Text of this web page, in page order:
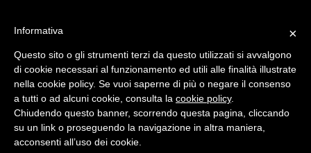
×
Informativa
Questo sito o gli strumenti terzi da questo utilizzati si avvalgono
di cookie necessari al funzionamento ed utili alle finalità illustrate
nella cookie policy. Se vuoi saperne di più o negare il consenso
a tutti o ad alcuni cookie, consulta la cookie policy.
Chiudendo questo banner, scorrendo questa pagina, cliccando
su un link o proseguendo la navigazione in altra maniera,
acconsenti all’uso dei cookie.